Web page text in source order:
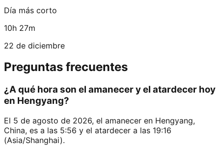
Día más corto
10h 27m
22 de diciembre
Preguntas frecuentes
¿A qué hora son el amanecer y el atardecer hoy
en Hengyang?
El 5 de agosto de 2026, el amanecer en Hengyang,
China, es a las 5:56 y el atardecer a las 19:16
(Asia/Shanghai).